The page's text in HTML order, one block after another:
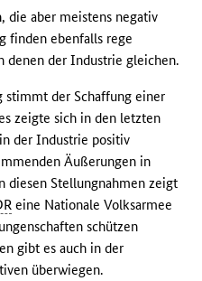
die aber meistens negativ
finden ebenfalls rege
denen der Industrie gleichen.
stimmt der Schaffung einer
zeigte sich in den letzten
der Industrie positiv
Äußerungen in
diesen Stellungnahmen zeigt
eine Nationale Volksarmee
schützen
gibt es auch in der
überwiegen.